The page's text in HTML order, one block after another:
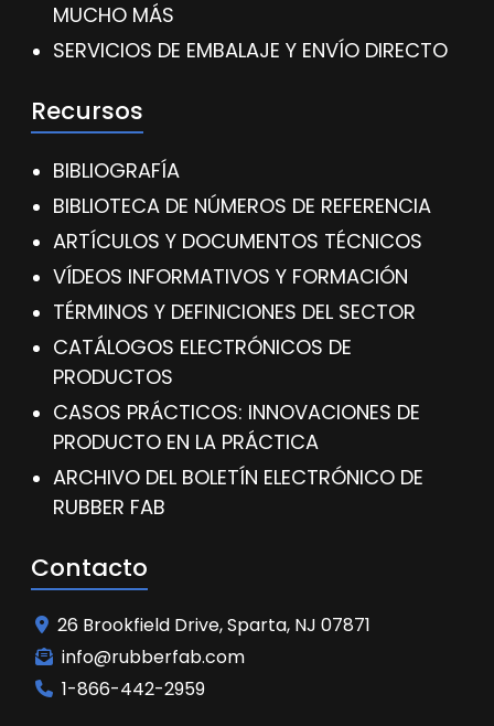
MUCHO MÁS
SERVICIOS DE EMBALAJE Y ENVÍO DIRECTO
Recursos
BIBLIOGRAFÍA
BIBLIOTECA DE NÚMEROS DE REFERENCIA
ARTÍCULOS Y DOCUMENTOS TÉCNICOS
VÍDEOS INFORMATIVOS Y FORMACIÓN
TÉRMINOS Y DEFINICIONES DEL SECTOR
CATÁLOGOS ELECTRÓNICOS DE
PRODUCTOS
CASOS PRÁCTICOS: INNOVACIONES DE
PRODUCTO EN LA PRÁCTICA
ARCHIVO DEL BOLETÍN ELECTRÓNICO DE
RUBBER FAB
Contacto
26 Brookfield Drive, Sparta, NJ 07871
info@rubberfab.com
1-866-442-2959